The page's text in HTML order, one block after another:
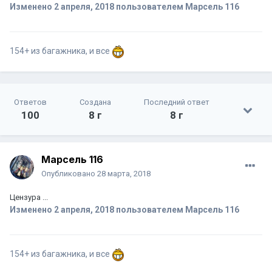
Изменено 2 апреля, 2018 пользователем Марсель 116
154+ из багажника, и все
Ответов
100
Создана
8 г
Последний ответ
8 г
Марсель 116
Опубликовано 28 марта, 2018
Цензура ...
Изменено 2 апреля, 2018 пользователем Марсель 116
154+ из багажника, и все